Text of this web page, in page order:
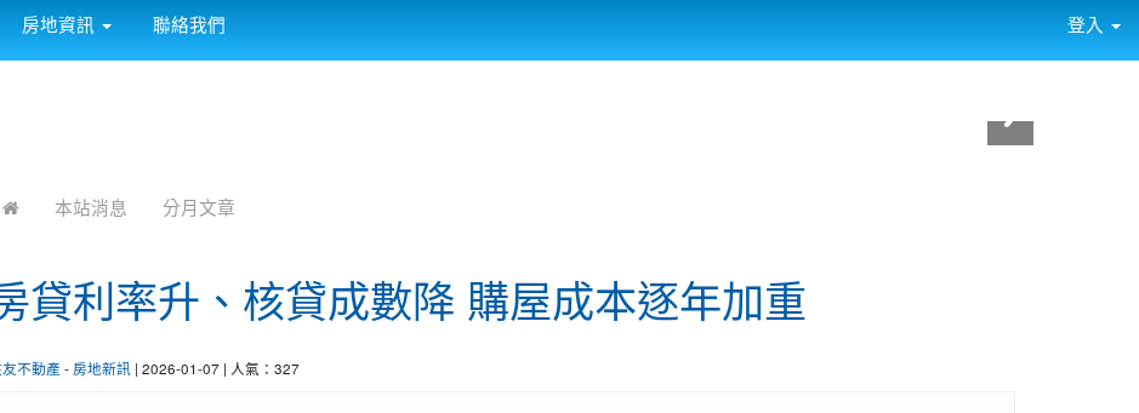
房地資訊 聯絡我們 登入
本站消息 分月文章
貸利率升、核貸成數降 購屋成本逐年加重
不動產 - 房地新訊 | 2026-01-07 | 人氣：327